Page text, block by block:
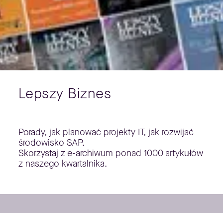
Lepszy Biznes
Porady, jak planować projekty IT, jak rozwijać
środowisko SAP.
Skorzystaj z e-archiwum ponad 1000 artykułów
z naszego kwartalnika.